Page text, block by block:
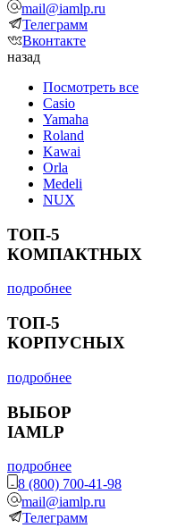
mail@iamlp.ru
Телеграмм
Вконтакте
назад
Посмотреть все
Casio
Yamaha
Roland
Kawai
Orla
Medeli
NUX
ТОП-5
КОМПАКТНЫХ
подробнее
ТОП-5
КОРПУСНЫХ
подробнее
ВЫБОР
IAMLP
подробнее
8 (800) 700-41-98
mail@iamlp.ru
Телеграмм